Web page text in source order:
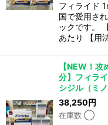
フィライド
国で愛用さ
ックです。
あたり 【用
【NEW！
分】フィラ
シジル（ミ
38,250円
在庫数 ◯